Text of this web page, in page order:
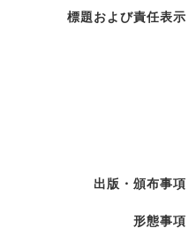
標題および責任表示
出版・頒布事項
形態事項